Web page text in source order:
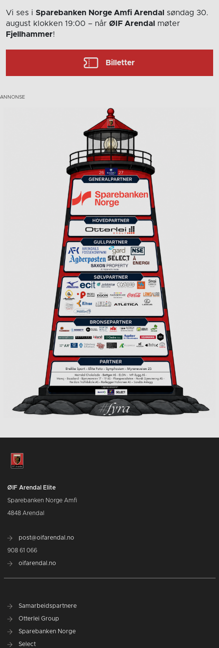
Vi ses i Sparebanken Norge Amfi Arendal
søndag 30.
august klokken 19:00 – når ØIF Arendal
møter
Fjellhammer!
Billetter
ØIF Arendal Elite
Sparebanken Norge Amfi
4848 Arendal
post@oifarendal.no
908 61 066
oifarendal.no
Samarbeidspartnere
Otterlei Group
Sparebanken Norge
Select